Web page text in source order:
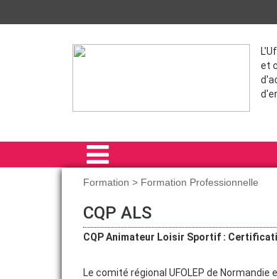
et
PRÉSENTATION
Formation > Formation Professionnelle
CQP ALS
CQP Animateur Loisir Sportif :
Le comité régional UFOLEP de